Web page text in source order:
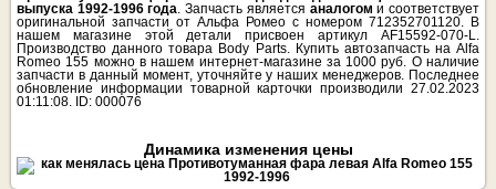
выпуска 1992-1996 года. Запчасть является аналогом и соответствует
оригинальной запчасти от Альфа Ромео с номером 712352701120. В
нашем магазине этой детали присвоен артикул AF15592-070-L.
Производство данного товара Body Parts. Купить автозапчасть на Alfa
Romeo 155 можно в нашем интернет-магазине за 1000 руб. О наличие
запчасти в данный момент, уточняйте у наших менеджеров. Последнее
обновление информации товарной карточки производили 27.02.2023
01:11:08. ID: 000076
Динамика изменения цены